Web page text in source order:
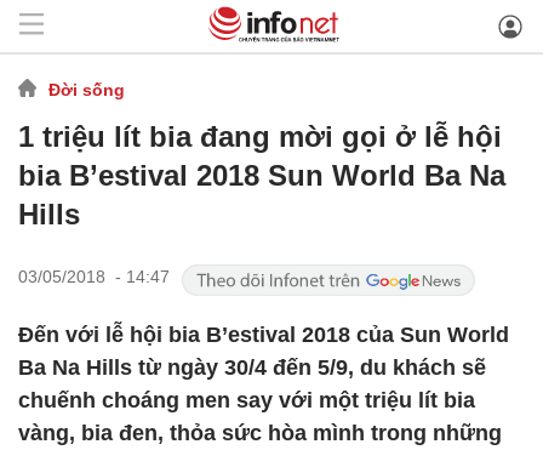
Đời sống
1 triệu lít bia đang mời gọi ở lễ hội
bia B’estival 2018 Sun World Ba Na
Hills
03/05/2018 - 14:47
Đến với lễ hội bia B’estival 2018 của Sun World
Ba Na Hills từ ngày 30/4 đến 5/9, du khách sẽ
chuếnh choáng men say với một triệu lít bia
vàng, bia đen, thỏa sức hòa mình trong những